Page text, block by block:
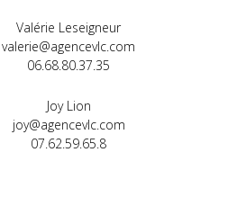
Valérie Leseigneur
valerie@agencevlc.com
06.68.80.37.35
Joy Lion
joy@agencevlc.com
07.62.59.65.8